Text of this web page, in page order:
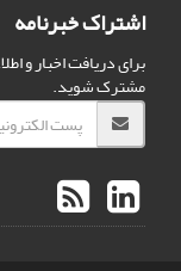
اشتراک خبرنامه
برای دریافت اخبار و
مشترک شوید.